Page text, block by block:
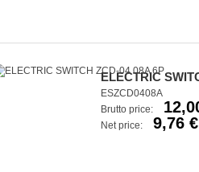
ELECTRIC
ESZCD0408A
Brutto price:
Net price: 9,76 €